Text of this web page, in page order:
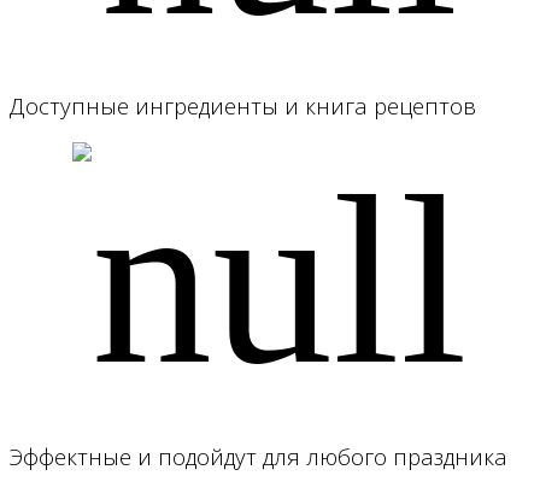
Доступные ингредиенты и книга рецептов
Эффектные и подойдут для любого праздника